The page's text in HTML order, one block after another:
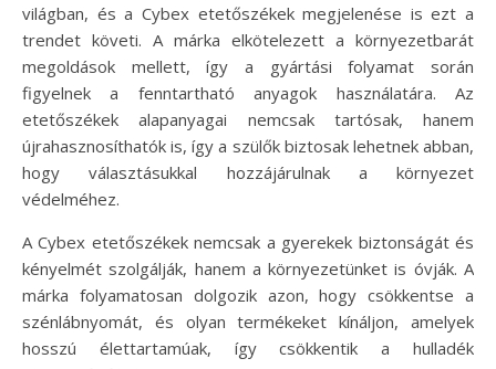
világban, és a Cybex etetőszékek megjelenése is ezt a
trendet követi. A márka elkötelezett a környezetbarát
megoldások mellett, így a gyártási folyamat során
figyelnek a fenntartható anyagok használatára. Az
etetőszékek alapanyagai nemcsak tartósak, hanem
újrahasznosíthatók is, így a szülők biztosak lehetnek abban,
hogy választásukkal hozzájárulnak a környezet
védelméhez.
A Cybex etetőszékek nemcsak a gyerekek biztonságát és
kényelmét szolgálják, hanem a környezetünket is óvják. A
márka folyamatosan dolgozik azon, hogy csökkentse a
szénlábnyomát, és olyan termékeket kínáljon, amelyek
hosszú élettartamúak, így csökkentik a hulladék